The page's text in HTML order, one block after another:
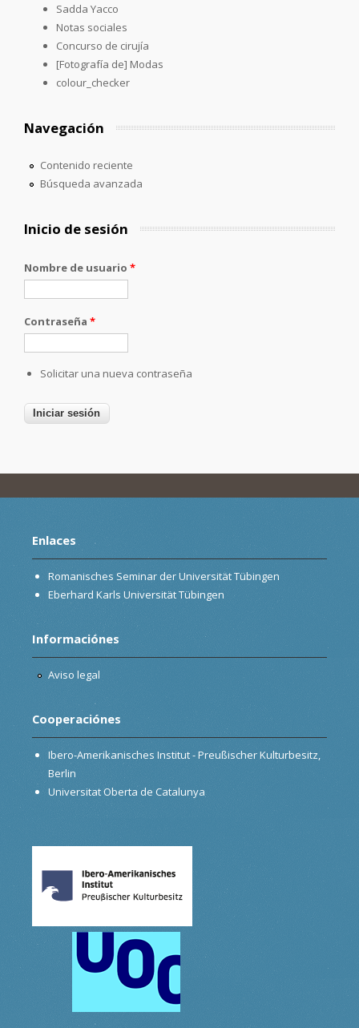
Sadda Yacco
Notas sociales
Concurso de cirujía
[Fotografía de] Modas
colour_checker
Navegación
Contenido reciente
Búsqueda avanzada
Inicio de sesión
Nombre de usuario *
Contraseña *
Solicitar una nueva contraseña
Enlaces
Romanisches Seminar der Universität Tübingen
Eberhard Karls Universität Tübingen
Informaciónes
Aviso legal
Cooperaciónes
Ibero-Amerikanisches Institut - Preußischer Kulturbesitz,
Berlin
Universitat Oberta de Catalunya